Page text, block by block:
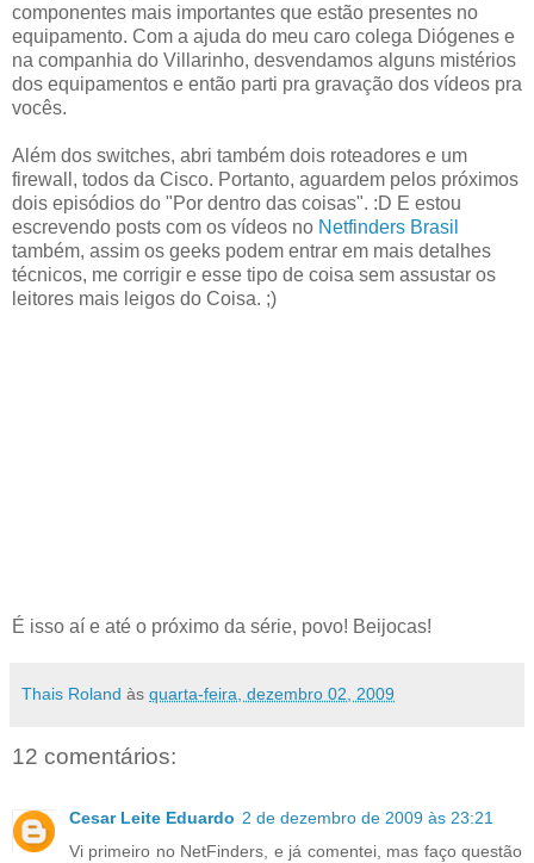
componentes mais importantes que estão presentes no
equipamento. Com a ajuda do meu caro colega Diógenes e
na companhia do Villarinho, desvendamos alguns mistérios
dos equipamentos e então parti pra gravação dos vídeos pra
vocês.
Além dos switches, abri também dois roteadores e um
firewall, todos da Cisco. Portanto, aguardem pelos próximos
dois episódios do "Por dentro das coisas". :D E estou
escrevendo posts com os vídeos no Netfinders Brasil
também, assim os geeks podem entrar em mais detalhes
técnicos, me corrigir e esse tipo de coisa sem assustar os
leitores mais leigos do Coisa. ;)
É isso aí e até o próximo da série, povo! Beijocas!
Thais Roland às quarta-feira, dezembro 02, 2009
12 comentários:
Cesar Leite Eduardo 2 de dezembro de 2009 às 23:21
Vi primeiro no NetFinders, e já comentei, mas faço questão